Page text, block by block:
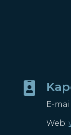

E-
Web: